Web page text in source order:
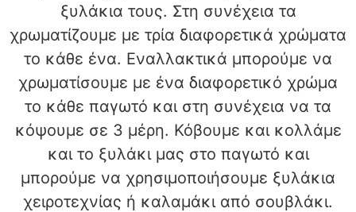
ξυλάκια τους. Στη συνέχεια τα
χρωματίζουμε με τρία διαφορετικά χρώματα
το κάθε ένα. Εναλλακτικά μπορούμε να
χρωματίσουμε με ένα διαφορετικό χρώμα
το κάθε παγωτό και στη συνέχεια να τα
κόψουμε σε 3 μέρη. Κόβουμε και κολλάμε
και το ξυλάκι μας στο παγωτό και
μπορούμε να χρησιμοποιήσουμε ξυλάκια
χειροτεχνίας ή καλαμάκι από σουβλάκι.